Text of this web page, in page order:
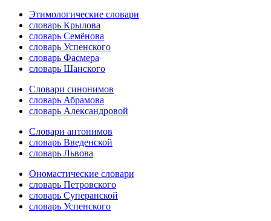
Этимологические словари
словарь Крылова
словарь Семёнова
словарь Успенского
словарь Фасмера
словарь Шанского
Словари синонимов
словарь Абрамова
словарь Александровой
Словари антонимов
словарь Введенской
словарь Львова
Ономастические словари
словарь Петровского
словарь Суперанской
словарь Успенского